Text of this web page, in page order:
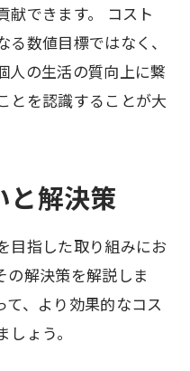
献できます。 コスト
数値目標ではなく、
人の生活の質向上に繋
とを認識することが大
と解決策
目指した取り組みにお
の解決策を解説しま
て、より効果的なコス
ょう。